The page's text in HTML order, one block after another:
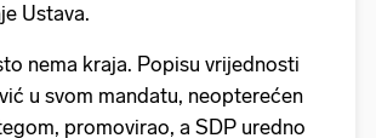
Ustava.
nema kraja. Popisu vrijednosti
u svom mandatu, neopterećen
promovirao, a SDP uredno